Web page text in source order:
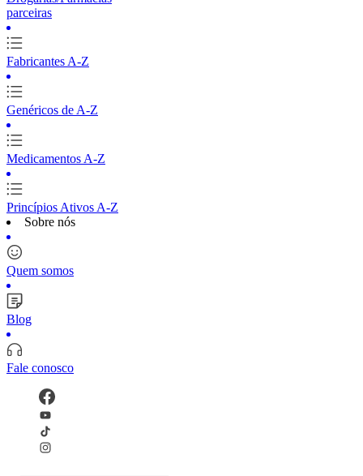
parceiras
Fabricantes A-Z
Genéricos de A-Z
Medicamentos A-Z
Princípios Ativos A-Z
Sobre nós
Quem somos
Blog
Fale conosco